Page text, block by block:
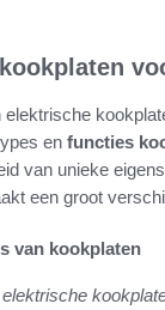
elektrische
en functies
van unieke
een groot
van kookplaten